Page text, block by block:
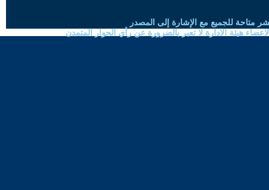
متاحة للجميع مع الإشارة إلى المصدر
هيئة الادارة لا تعبر بالضرورة عن رأي الحوار المتمدن